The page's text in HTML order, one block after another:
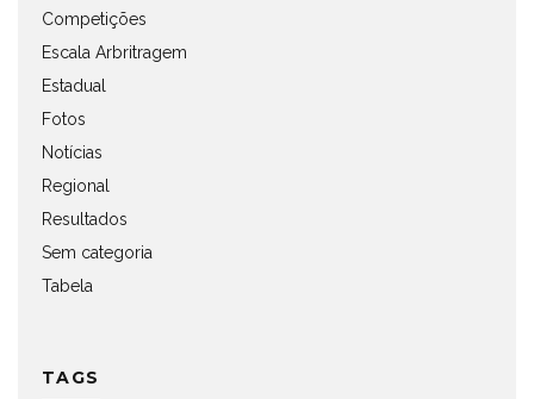
Competições
Escala Arbritragem
Estadual
Fotos
Notícias
Regional
Resultados
Sem categoria
Tabela
TAGS